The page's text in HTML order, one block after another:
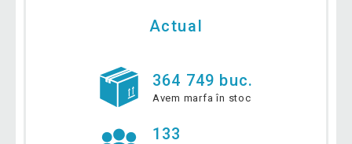
Actual
364 749 buc.
Avem marfa în stoc
133